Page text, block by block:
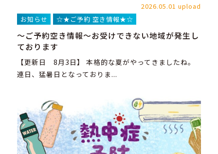
2026.05.01 upload
お知らせ
☆★ご予約 空き情報★☆
～ご予約空き情報～お受けできない地域が発生し
ております
【更新日 8月3日】 本格的な夏がやってきましたね。
連日、猛暑日となっておりま...